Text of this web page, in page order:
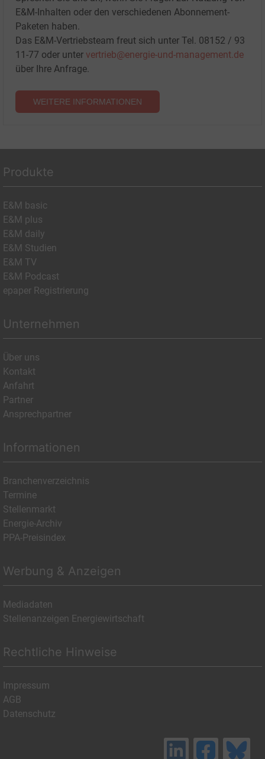
E&M-Inhalten oder den verschiedenen Abonnement-
Paketen haben.
Das E&M-Vertriebsteam freut sich unter Tel. 08152 / 93
11-77 oder unter vertrieb@energie-und-management.de
über Ihre Anfrage.
WEITERE INFORMATIONEN
Produkte
E&M basic
E&M plus
E&M daily
E&M Studien
E&M TV
E&M Podcast
epaper Registrierung
Unternehmen
Über uns
Kontakt
Anfahrt
Partner
Ansprechpartner
Informationen
Branchenverzeichnis
Termine
Stellenmarkt
Energie-Archiv
PPA-Preisindex
Werbung & Anzeigen
Mediadaten
Stellenanzeigen Energiewirtschaft
Rechtliche Hinweise
Impressum
AGB
Datenschutz